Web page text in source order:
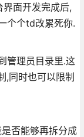
面开发完成后,
个个td改累死你.
管理员目录里.这
,同时也可以限制
否能够再拆分成